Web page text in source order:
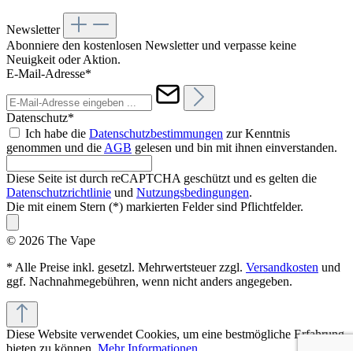
Newsletter
Abonniere den kostenlosen Newsletter und verpasse keine
Neuigkeit oder Aktion.
E-Mail-Adresse*
Datenschutz*
Ich habe die Datenschutzbestimmungen zur Kenntnis
genommen und die AGB gelesen und bin mit ihnen einverstanden.
Diese Seite ist durch reCAPTCHA geschützt und es gelten die
Datenschutzrichtlinie und Nutzungsbedingungen.
Die mit einem Stern (*) markierten Felder sind Pflichtfelder.
© 2026 The Vape
* Alle Preise inkl. gesetzl. Mehrwertsteuer zzgl. Versandkosten und
ggf. Nachnahmegebühren, wenn nicht anders angegeben.
Diese Website verwendet Cookies, um eine bestmögliche Erfahrung
bieten zu können. Mehr Informationen ...